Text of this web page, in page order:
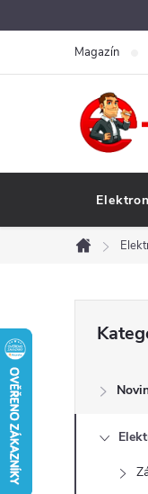
na
Magazín
Domů
s
kategorie